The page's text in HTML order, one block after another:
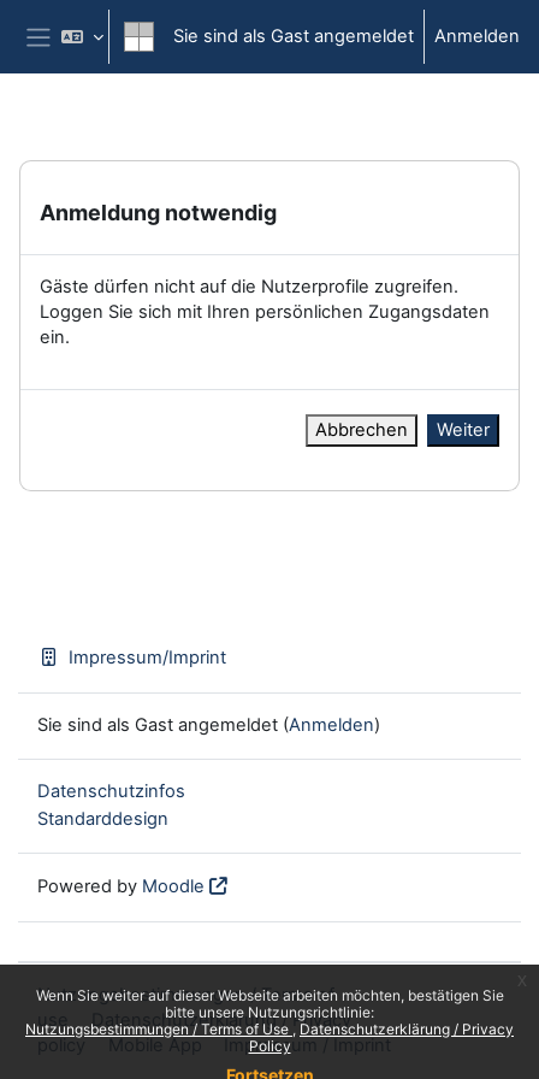
Zum Hauptinhalt
Wenn Sie weiter auf dieser Webseite arbeiten möchten, bestätigen Sie
bitte unsere Nutzungsrichtlinie:
Nutzungsbestimmungen / Terms of Use
Datenschutzerklärung / Privacy
Policy
Fortsetzen
Website-Übersicht
Sie sind als Gast angemeldet Anmelden
Anmeldung notwendig
Gäste dürfen nicht auf die Nutzerprofile zugreifen.
Loggen Sie sich mit Ihren persönlichen Zugangsdaten
ein.
Abbrechen Weiter
Impressum/Imprint
Sie sind als Gast angemeldet (Anmelden)
Datenschutzinfos
Standarddesign
Powered by Moodle
Nutzungsbestimmungen / Terms of
use
Datenschutzerklärung / Privacy
policy
Mobile App Impressum / Imprint